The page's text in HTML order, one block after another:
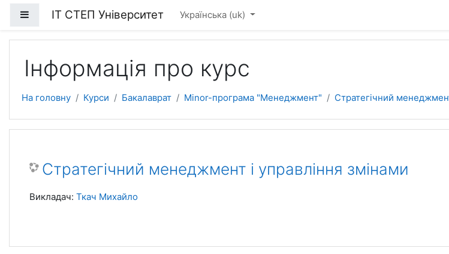
Бокова панель
ІТ СТЕП Університет Українська ‎(uk)‎
Інформація про курс
На головну Курси Бакалаврат Minor-програма "Менеджмент" Стратегічний
Стратегічний менеджмент і управління змінами
Викладач: Ткач Михайло